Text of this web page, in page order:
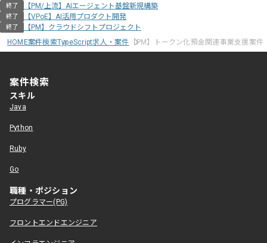
終了 【PM/上流】AIエージェント基盤新規構築
終了 【VPoE】AI活用プロダクト開発
終了
【PM】クラウドシフトプロジェクト
HOME案件検索TypeScript求人・案件 【PM】トークン化預金関連事業支援案件
案件検索
スキル
Java
Python
Ruby
Go
職種・ポジション
プログラマー(PG)
フロントエンドエンジニア